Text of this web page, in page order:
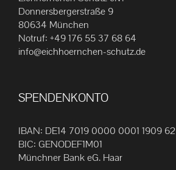
Die
können
auf
Produktseite
gewählt
Donnersbergerstraße 9
80634 München
Notruf: +49 176 55 37 68 64
info@eichhoernchen-schutz.de
SPENDENKONTO
IBAN: DE14 7019 0000 0001 1909 62
BIC: GENODEF1M01
Münchner Bank eG. Haar